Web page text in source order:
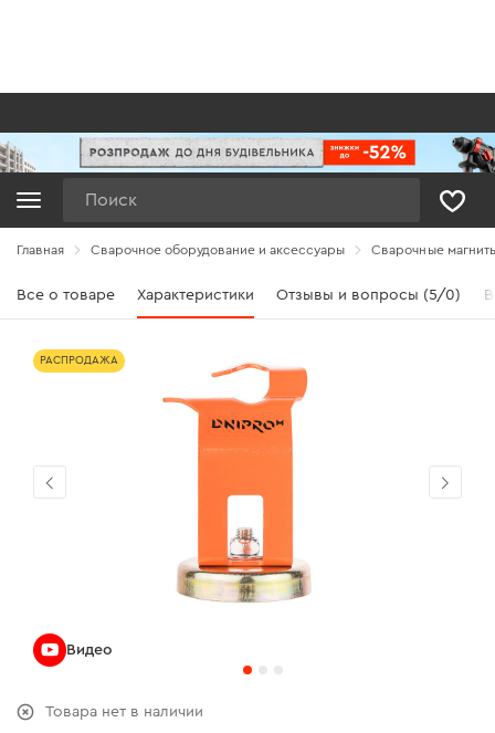
Главная Сварочное оборудование и аксессуары Сварочные
Все о товаре Характеристики Отзывы и вопросы (5/0)
Товара нет в наличии
РАСПРОДАЖА
Видео